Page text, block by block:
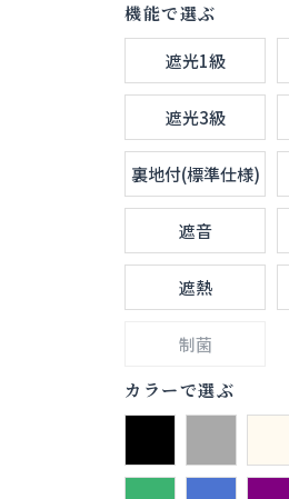
機能で選ぶ
遮光1級
遮光3級
裏地付(標準仕様)
遮音
遮熱
制菌
カラーで選ぶ